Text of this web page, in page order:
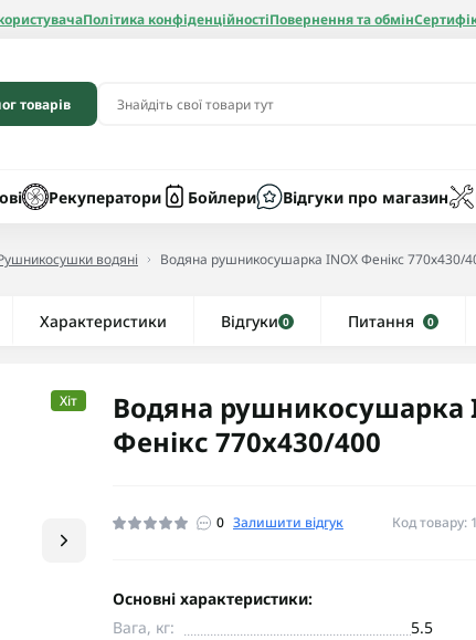
Політика конфіденційностіПовернення та обмін
товарів
Рекуператори Бойлери Відгуки про магазин
Радіатори алюмінієві
Рушникосушки водяні
водяні Водяна рушникосушарка INOX Фенікс 770х430/
Характеристики Відгуки 0 Питання 0
Хіт
Водяна рушникосушарка
Фенікс 770х430/400
0 Залишити відгук Код товару:
Основні характеристики:
Вага, кг:
5.5